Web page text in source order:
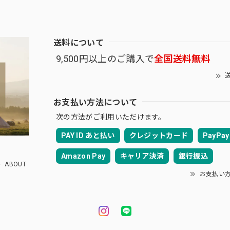
ABOUT
送料について
9,500円以上のご購入で全国送料無料
お支払い方法について
次の方法がご利用いただけます。
PAY ID あと払い クレジットカード PayPay
Amazon Pay キャリア決済 銀行振込
お支払い